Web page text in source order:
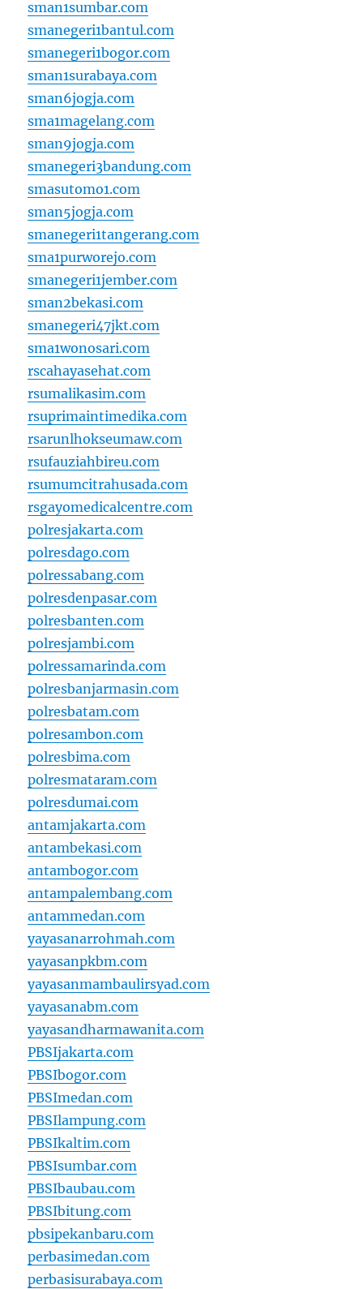
sman1sumbar.com
smanegeri1bantul.com
smanegeri1bogor.com
sman1surabaya.com
sman6jogja.com
sma1magelang.com
sman9jogja.com
smanegeri3bandung.com
smasutomo1.com
sman5jogja.com
smanegeri1tangerang.com
sma1purworejo.com
smanegeri1jember.com
sman2bekasi.com
smanegeri47jkt.com
sma1wonosari.com
rscahayasehat.com
rsumalikasim.com
rsuprimaintimedika.com
rsarunlhokseumaw.com
rsufauziahbireu.com
rsumumcitrahusada.com
rsgayomedicalcentre.com
polresjakarta.com
polresdago.com
polressabang.com
polresdenpasar.com
polresbanten.com
polresjambi.com
polressamarinda.com
polresbanjarmasin.com
polresbatam.com
polresambon.com
polresbima.com
polresmataram.com
polresdumai.com
antamjakarta.com
antambekasi.com
antambogor.com
antampalembang.com
antammedan.com
yayasanarrohmah.com
yayasanpkbm.com
yayasanmambaulirsyad.com
yayasanabm.com
yayasandharmawanita.com
PBSIjakarta.com
PBSIbogor.com
PBSImedan.com
PBSIlampung.com
PBSIkaltim.com
PBSIsumbar.com
PBSIbaubau.com
PBSIbitung.com
pbsipekanbaru.com
perbasimedan.com
perbasisurabaya.com